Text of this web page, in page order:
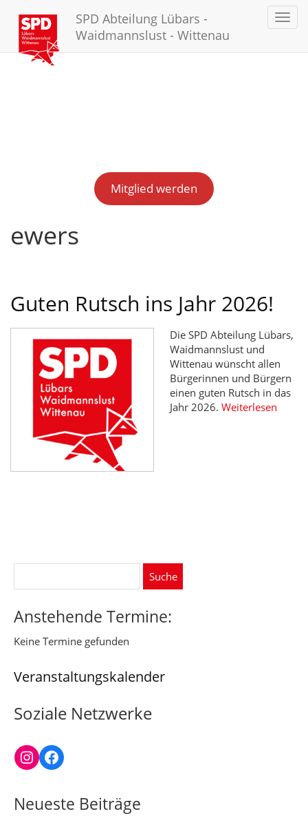
SPD Abteilung Lübars -
Waidmannslust - Wittenau
Mitglied werden
ewers
Guten Rutsch ins Jahr 2026!
Die SPD Abteilung Lübars,
Waidmannslust und
Wittenau wünscht allen
Bürgerinnen und Bürgern
einen guten Rutsch in das
Jahr 2026. Weiterlesen
Anstehende Termine:
Keine Termine gefunden
Veranstaltungskalender
Soziale Netzwerke
Instagram
Facebook
Neueste Beiträge